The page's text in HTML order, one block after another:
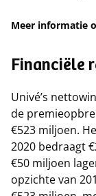
Meer informatie
Financiële
Univé’s
de
€523 miljoen.
2020 bedraagt
€50 miljoen
opzichte van